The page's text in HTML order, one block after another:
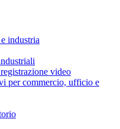
industria
video
per commercio, ufficio e